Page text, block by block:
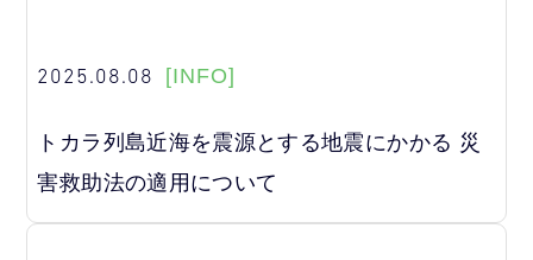
2025.08.08 [INFO]
トカラ列島近海を震源とする地震にかかる 災
害救助法の適用について